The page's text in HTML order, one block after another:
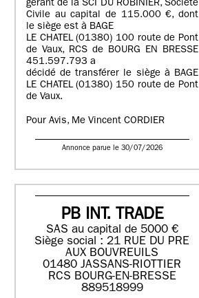
gérant de la SCI DU ROBINIER, Société
Civile au capital de 115.000 €, dont
le siège est à BAGE
LE CHATEL (01380) 100 route de Pont
de Vaux, RCS de BOURG EN BRESSE
451.597.793 a
décidé de transférer le siège à BAGE
LE CHATEL (01380) 150 route de Pont
de Vaux.
Pour Avis, Me Vincent CORDIER
Annonce parue le 30/07/2026
PB INT. TRADE
SAS au capital de 5000 €
Siège social : 21 RUE DU PRE
AUX BOUVREUILS
01480 JASSANS-RIOTTIER
RCS BOURG-EN-BRESSE
889518999